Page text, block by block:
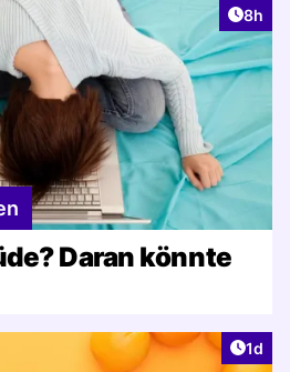
8h
Daran könnte
1d